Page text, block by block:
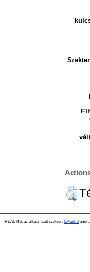
REAL-MS, az alkalamzott szoftver: EPrints 3amit a